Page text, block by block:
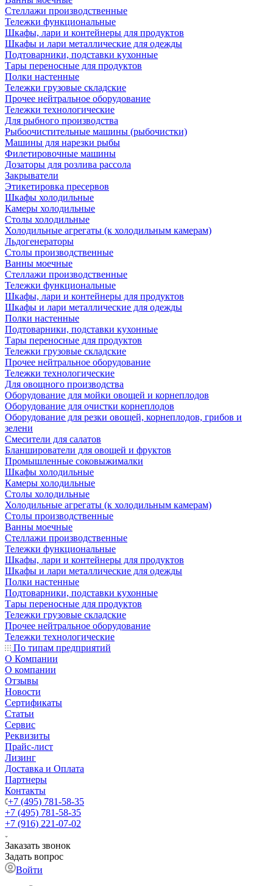
Стеллажи производственные
Тележки функциональные
Шкафы, лари и контейнеры для продуктов
Шкафы и лари металлические для одежды
Подтоварники, подставки кухонные
Тары переносные для продуктов
Полки настенные
Тележки грузовые складские
Прочее нейтральное оборудование
Тележки технологические
Для рыбного производства
Рыбоочистительные машины (рыбочистки)
Машины для нарезки рыбы
Филетировочные машины
Дозаторы для розлива рассола
Закрыватели
Этикетировка пресервов
Шкафы холодильные
Камеры холодильные
Столы холодильные
Холодильные агрегаты (к холодильным камерам)
Льдогенераторы
Столы производственные
Ванны моечные
Стеллажи производственные
Тележки функциональные
Шкафы, лари и контейнеры для продуктов
Шкафы и лари металлические для одежды
Полки настенные
Подтоварники, подставки кухонные
Тары переносные для продуктов
Тележки грузовые складские
Прочее нейтральное оборудование
Тележки технологические
Для овощного производства
Оборудование для мойки овощей и корнеплодов
Оборудование для очистки корнеплодов
Оборудование для резки овощей, корнеплодов, грибов и
зелени
Смесители для салатов
Бланширователи для овощей и фруктов
Промышленные соковыжималки
Шкафы холодильные
Камеры холодильные
Столы холодильные
Холодильные агрегаты (к холодильным камерам)
Столы производственные
Ванны моечные
Стеллажи производственные
Тележки функциональные
Шкафы, лари и контейнеры для продуктов
Шкафы и лари металлические для одежды
Полки настенные
Подтоварники, подставки кухонные
Тары переносные для продуктов
Тележки грузовые складские
Прочее нейтральное оборудование
Тележки технологические
По типам предприятий
О Компании
О компании
Отзывы
Новости
Сертификаты
Статьи
Сервис
Реквизиты
Прайс-лист
Лизинг
Доставка и Оплата
Партнеры
Контакты
+7 (495) 781-58-35
+7 (495) 781-58-35
+7 (916) 221-07-02
Заказать звонок
Задать вопрос
Войти